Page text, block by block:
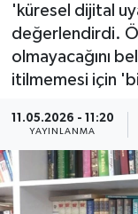
'küresel dijital
değerlendirdi.
olmayacağını
itilmemesi için
11.05.2026 - 11:20
YAYINLANMA
Spor
Yaşam
Dünya